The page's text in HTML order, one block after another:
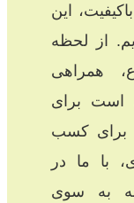
این
از لحظه
همراهی
است برای
برای کسب
با ما در
به سوی